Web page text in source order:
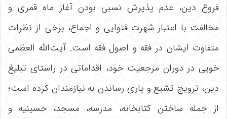
فروع دین، عدم پذیرش نسبی بودن آغاز ماه قمری و
مخالفت با اعتبار شهرت فتوایی و اجماع، برخی از نظرات
متفاوت ایشان در فقه و اصول فقه است. آیت‌الله العظمی
خویی در دوران مرجعیت خود، اقداماتی در راستای تبلیغ
دین، ترویج تشیع و یاری رساندن به نیازمندان کرده است؛
از جمله ساختن کتابخانه، مدرسه، مسجد، حسینیه و